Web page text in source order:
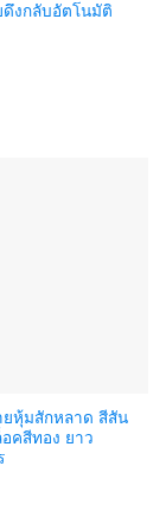
ดึงกลับอัตโนมัติ
ยหุ้มสักหลาด สีสัน
คสีทอง ยาว